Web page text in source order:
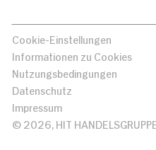
Cookie-Einstellungen
Informationen zu Cookies
Nutzungsbedingungen
Datenschutz
Impressum
© 2026, HIT